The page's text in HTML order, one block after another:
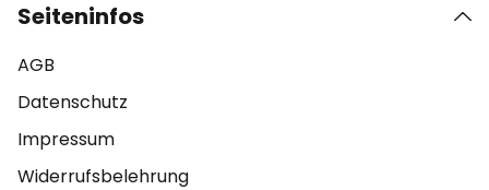
Seiteninfos
AGB
Datenschutz
Impressum
Widerrufsbelehrung